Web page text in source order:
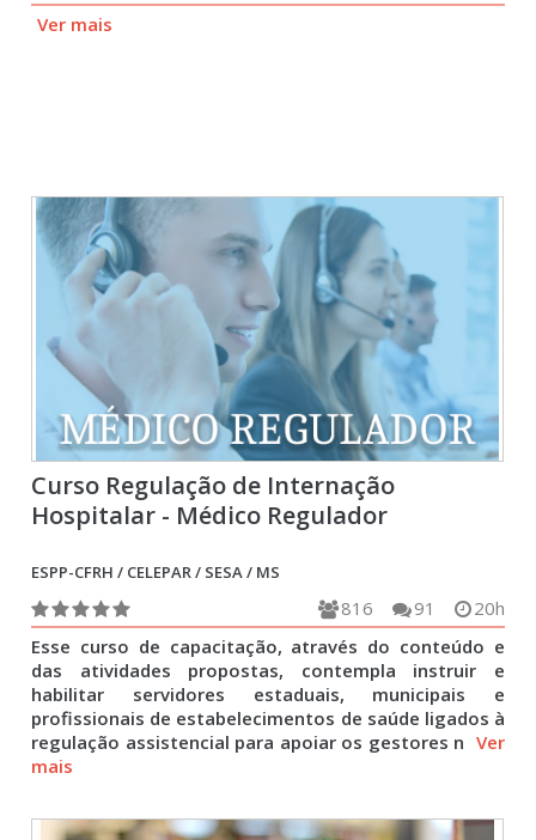
Ver mais
Curso Regulação de Internação
Hospitalar - Médico Regulador
ESPP-CFRH / CELEPAR / SESA / MS
20h
91
816
Esse curso de capacitação, através do conteúdo e
das atividades propostas, contempla instruir e
habilitar servidores estaduais, municipais e
profissionais de estabelecimentos de saúde ligados à
regulação assistencial para apoiar os gestores n Ver
mais